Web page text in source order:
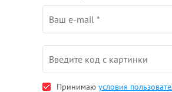
Принимаю условия